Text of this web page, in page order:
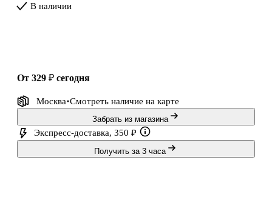
В наличии
от 329 ₽ сегодня
Москва Смотреть наличие на карте
Забрать из магазина
Экспресс-доставка, 350 ₽
Получить за 3 часа